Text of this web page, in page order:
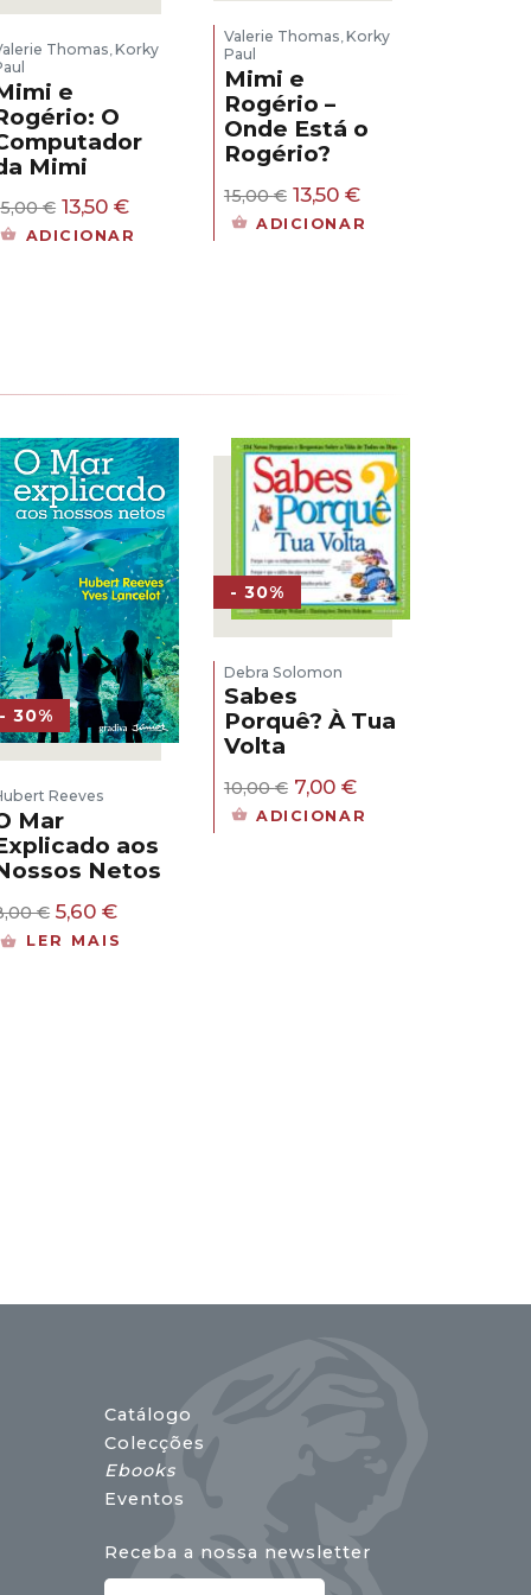
Thomas,Korky
e
O
Mimi
€ O
preço
13,50€O
preço
ADICIONAR
Valerie Thomas,Korky
Paul
Mimi e
Rogério –
Onde Está o
Rogério?
15,00€ O
preço
original
13,50 €O
preço
atual
ADICIONAR
- 30%
Reeves
Mar
aos
Netos
€ O
preço
5,60€O
preço
LER MAIS
- 30%
Debra Solomon
Sabes
Porquê? À Tua
Volta
10,00€ O
preço
7,00 €O
preço
ADICIONAR
Catálogo
Colecções
Ebooks
Eventos
Receba a nossa newsletter